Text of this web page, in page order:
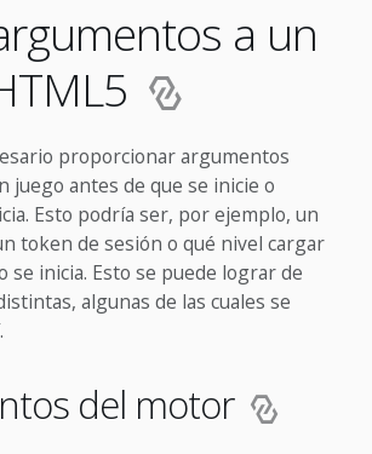
a un
proporcionar argumentos
juego antes de que se inicie o
Esto podría ser, por ejemplo, un
token de sesión o qué nivel cargar
se inicia. Esto se puede lograr de
algunas de las cuales se
del motor